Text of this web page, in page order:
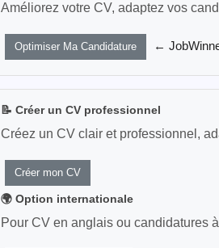
Améliorez votre CV, adaptez vos
Optimiser Ma Candidature ←
📝 Créer un CV professionnel
Créez un CV clair et professionnel,
Créer mon CV
🌍 Option internationale
Pour CV en anglais ou candidatures